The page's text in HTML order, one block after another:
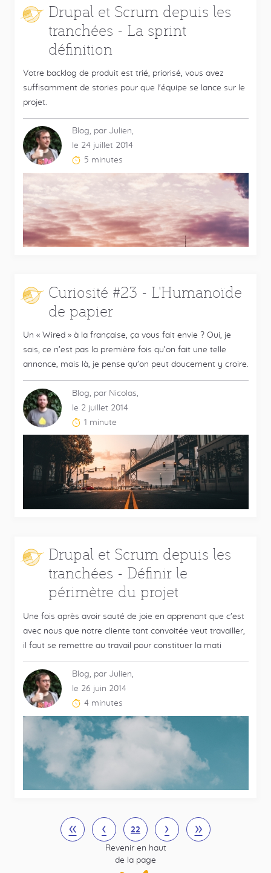
Drupal et Scrum depuis les
tranchées - La sprint
définition
Votre backlog de produit est trié, priorisé, vous avez
suffisamment de stories pour que l'équipe se lance sur le
projet.
Blog, par Julien,
le 24 juillet 2014
lecture
estimé
:
5 minutes
Curiosité #23 - L'Humanoïde
de papier
Un « Wired » à la française, ça vous fait envie ? Oui, je
sais, ce n’est pas la première fois qu’on fait une telle
annonce, mais là, je pense qu’on peut doucement y croire.
Blog, par Nicolas,
le 2 juillet 2014
Temps
de
lecture
estimé
:
1 minute
Drupal et Scrum depuis les
tranchées - Définir le
périmètre du projet
Une fois après avoir sauté de joie en apprenant que c'est
avec nous que notre cliente tant convoitée veut travailler,
il faut se remettre au travail pour constituer la mati
Blog, par Julien,
le 26 juin 2014
Temps
de
lecture
estimé
4 minutes
Pagination
« Première
page
‹ Précédent
Page
22 Suivant
›
Dernière
»
Revenir en haut
de la page